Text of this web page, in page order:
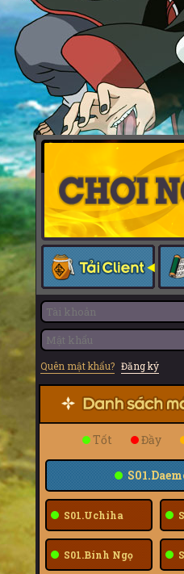
Quên mật khẩu? Đăng ký
Tốt Đầy
S01.Uchiha
Sarada
S01.Bính Ngọ